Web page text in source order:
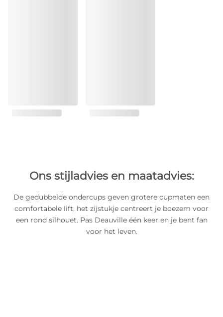
Ons stijladvies en maatadvies:
De gedubbelde ondercups geven grotere cupmaten een
comfortabele lift, het zijstukje centreert je boezem voor
een rond silhouet. Pas Deauville één keer en je bent fan
voor het leven.